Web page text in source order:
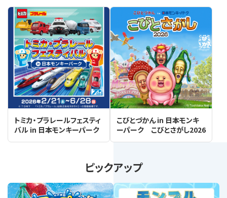
トミカ・プラレールフェスティ
バル in 日本モンキーパーク
こびとづかん in 日本モンキ
ーパーク こびとさがし2026
ピックアップ